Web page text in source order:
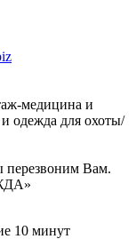
медицина и
одежда для охоты/
перезвоним Вам.
10 минут